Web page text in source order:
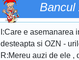
Bancul
I:Care e asemanarea
desteapta si OZN -
R:Mereu auzi de ele ,